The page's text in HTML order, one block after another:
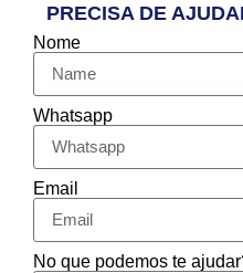
PRECISA DE
Nome
Whatsapp
Email
No que podemos te